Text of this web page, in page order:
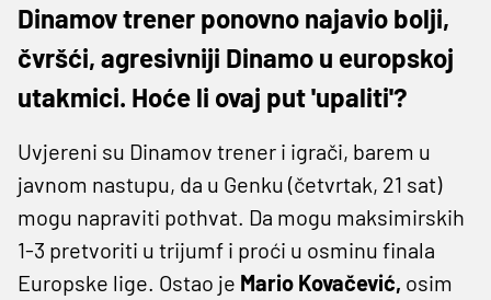
Dinamov trener ponovno najavio bolji,
čvršći, agresivniji Dinamo u europskoj
utakmici. Hoće li ovaj put 'upaliti'?
Uvjereni su Dinamov trener i igrači, barem u
javnom nastupu, da u Genku (četvrtak, 21 sat)
mogu napraviti pothvat. Da mogu maksimirskih
1-3 pretvoriti u trijumf i proći u osminu finala
Europske lige. Ostao je Mario Kovačević, osim